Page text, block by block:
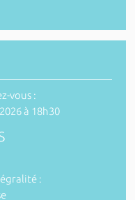
vous :
à 18h30
: